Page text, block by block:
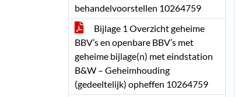
behandelvoorstellen 10264759
Bijlage 1 Overzicht geheime
BBV’s en openbare BBV’s met
geheime bijlage(n) met eindstation
B&W – Geheimhouding
(gedeeltelijk) opheffen 10264759